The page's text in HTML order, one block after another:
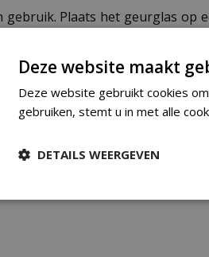
Plaats het geurglas op
verspreidt. Voor
de lont regelmatig bij tot
lavendelgeur van het
en kopen in een van
en ontdek ons
Deze website maakt
Deze website gebruikt cookies
gebruiken, stemt u in met alle
DETAILS WEERGEVEN